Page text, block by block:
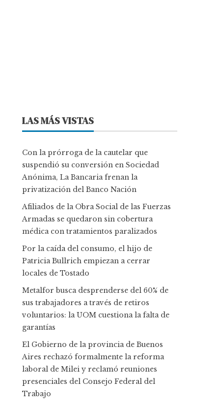
LAS MÁS VISTAS
Con la prórroga de la cautelar que
suspendió su conversión en Sociedad
Anónima, La Bancaria frenan la
privatización del Banco Nación
Afiliados de la Obra Social de las Fuerzas
Armadas se quedaron sin cobertura
médica con tratamientos paralizados
Por la caída del consumo, el hijo de
Patricia Bullrich empiezan a cerrar
locales de Tostado
Metalfor busca desprenderse del 60% de
sus trabajadores a través de retiros
voluntarios: la UOM cuestiona la falta de
garantías
El Gobierno de la provincia de Buenos
Aires rechazó formalmente la reforma
laboral de Milei y reclamó reuniones
presenciales del Consejo Federal del
Trabajo